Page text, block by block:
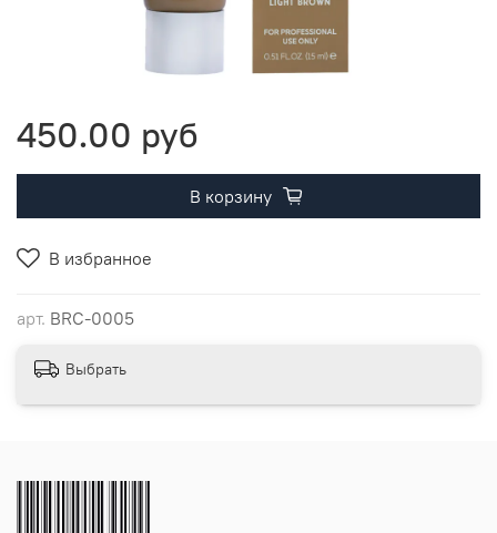
В избранное
арт. BRC-0005
450.00 руб
В корзину
Выбрать